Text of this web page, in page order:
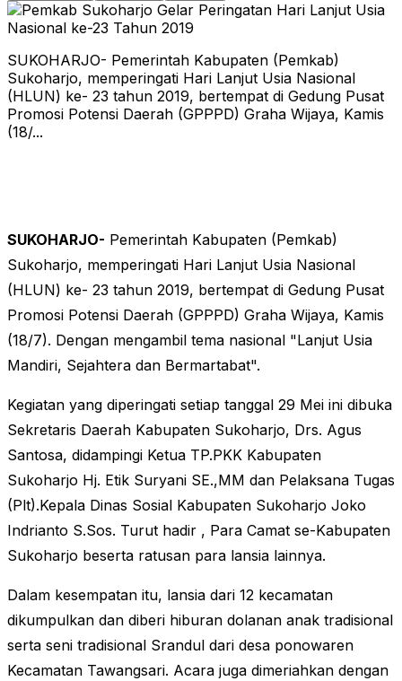
SUKOHARJO- Pemerintah Kabupaten (Pemkab)
Sukoharjo, memperingati Hari Lanjut Usia Nasional
(HLUN) ke- 23 tahun 2019, bertempat di Gedung Pusat
Promosi Potensi Daerah (GPPPD) Graha Wijaya, Kamis
(18/...
SUKOHARJO- Pemerintah Kabupaten (Pemkab)
Sukoharjo, memperingati Hari Lanjut Usia Nasional
(HLUN) ke- 23 tahun 2019, bertempat di Gedung Pusat
Promosi Potensi Daerah (GPPPD) Graha Wijaya, Kamis
(18/7). Dengan mengambil tema nasional "Lanjut Usia
Mandiri, Sejahtera dan Bermartabat".
Kegiatan yang diperingati setiap tanggal 29 Mei ini dibuka
Sekretaris Daerah Kabupaten Sukoharjo, Drs. Agus
Santosa, didampingi Ketua TP.PKK Kabupaten
Sukoharjo Hj. Etik Suryani SE.,MM dan Pelaksana Tugas
(Plt).Kepala Dinas Sosial Kabupaten Sukoharjo Joko
Indrianto S.Sos. Turut hadir , Para Camat se-Kabupaten
Sukoharjo beserta ratusan para lansia lainnya.
Dalam kesempatan itu, lansia dari 12 kecamatan
dikumpulkan dan diberi hiburan dolanan anak tradisional
serta seni tradisional Srandul dari desa ponowaren
Kecamatan Tawangsari. Acara juga dimeriahkan dengan